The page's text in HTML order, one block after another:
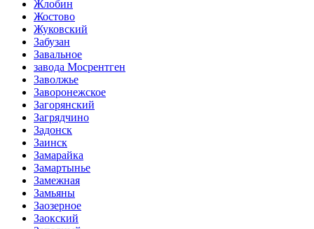
Жлобин
Жостово
Жуковский
Забузан
Завальное
завода Мосрентген
Заволжье
Заворонежское
Загорянский
Загрядчино
Задонск
Заинск
Замарайка
Замартынье
Замежная
Замьяны
Заозерное
Заокский